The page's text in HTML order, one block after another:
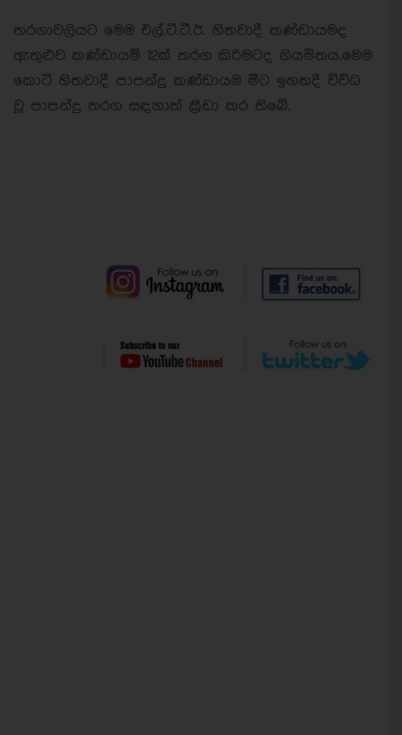
තරගාවලියට මෙම එල්.ටී.ටී.ඊ. හිතවාදී කණ්ඩායමද
ඇතුළුව කණ්ඩායම් 12ක් තරග කිරිමටද නියමිතය.මෙම
කොටි හිතවාදී පාපන්දු කණ්ඩායම මීට ඉහතදී විවිධ
වූ පාපන්දු තරග සඳහාත් ක්‍රීඩා කර තිබේ.